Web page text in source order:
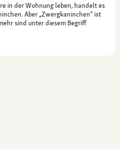
in der Wohnung leben, handelt es
Aber „Zwergkaninchen“ ist
sind unter diesem Begriff